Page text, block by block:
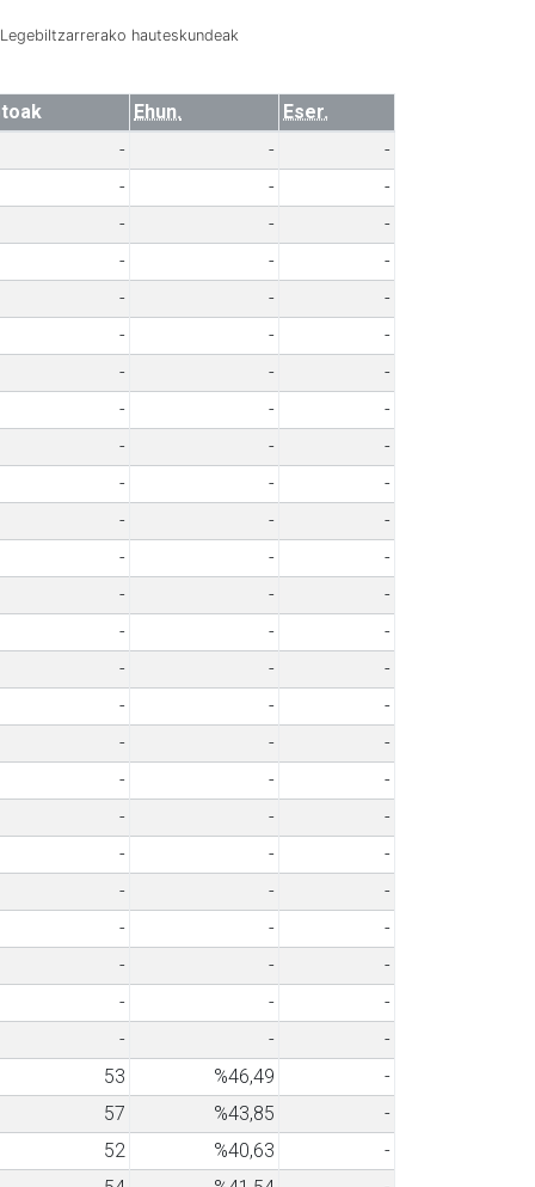
hauteskundeak
Ehun.
Eser.
- -
-
- -
-
- -
-
- -
-
- -
-
- -
-
- -
-
- -
-
- -
-
- -
-
- -
-
- -
-
- -
-
- -
-
- -
-
- -
-
- -
-
- -
-
- -
-
- -
-
- -
-
- -
-
- -
-
- -
-
- -
-
53 %46,49
-
57 %43,85
-
52 %40,63
-